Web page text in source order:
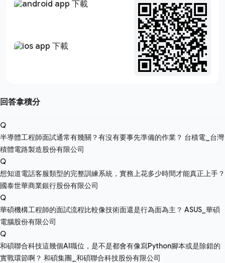
回答拿積分
Q
半導體工程師面試通常有幾關？有沒有要事先準備的作業？ 台積電_台灣
積體電路製造股份有限公司
Q
想知道電話客服類型的完整訓練系統，實務上花多少時間才能真正上手？
國泰世華商業銀行股份有限公司
Q
華碩機構工程師的面試流程比較像技術面還是行為面為主？ ASUS_華碩
電腦股份有限公司
Q
和碩聯合科技這幾個AI職位，是不是都會有像寫Python腳本或是除錯的
實戰環節啊？ 和碩集團_和碩聯合科技股份有限公司